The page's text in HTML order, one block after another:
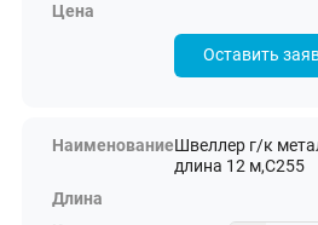
Оставить
Швеллер г/к
длина 12 м,С255